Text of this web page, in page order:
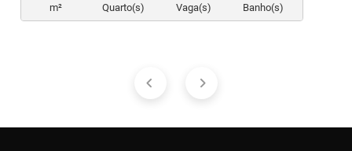
m²
Quarto(s)
Vaga(s)
Banho(s)